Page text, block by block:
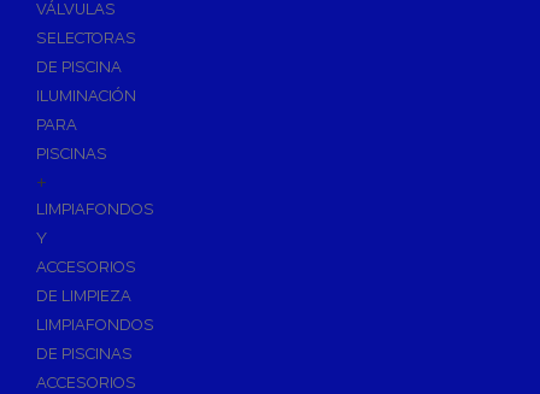
VÁLVULAS
SELECTORAS
DE PISCINA
ILUMINACIÓN
PARA
PISCINAS
+
LIMPIAFONDOS
Y
ACCESORIOS
DE LIMPIEZA
LIMPIAFONDOS
DE PISCINAS
ACCESORIOS